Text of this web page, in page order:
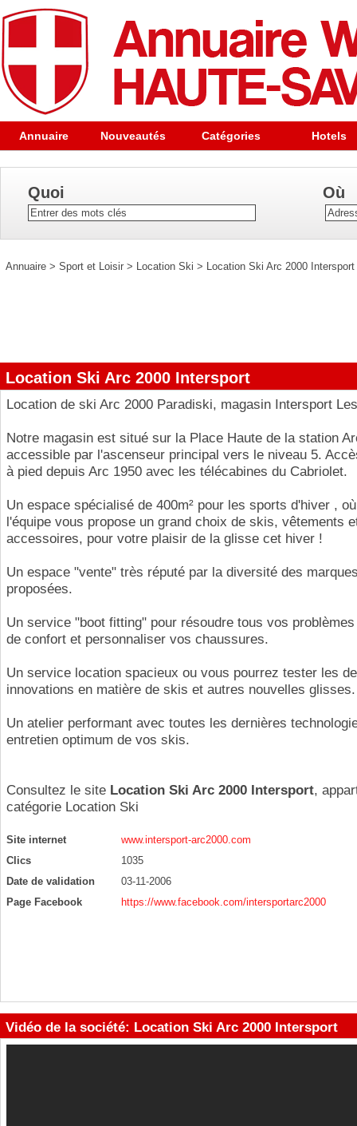
Annuaire Nouveautés Catégories Hotels
Quoi Où
Annuaire > Sport et Loisir > Location Ski > Location Ski Arc 2000 Intersport
Location Ski Arc 2000 Intersport
Location de ski Arc 2000 Paradiski, magasin Intersport
Notre magasin est situé sur la Place Haute de la station
accessible par l'ascenseur principal vers le niveau 5.
à pied depuis Arc 1950 avec les télécabines du Cabriolet.
Un espace spécialisé de 400m² pour les sports d'hiver ,
l'équipe vous propose un grand choix de skis, vêtements
accessoires, pour votre plaisir de la glisse cet hiver !
Un espace "vente" très réputé par la diversité des
proposées.
Un service "boot fitting" pour résoudre tous vos
de confort et personnaliser vos chaussures.
Un service location spacieux ou vous pourrez tester les
innovations en matière de skis et autres nouvelles glisses.
Un atelier performant avec toutes les dernières
entretien optimum de vos skis.
Consultez le site Location Ski Arc 2000 Intersport,
catégorie Location Ski
Site internet
www.intersport-arc2000.com
Clics
1035
Date de validation
03-11-2006
Page Facebook
https://www.facebook.com/intersportarc2000
Vidéo de la société: Location Ski Arc 2000 Intersport